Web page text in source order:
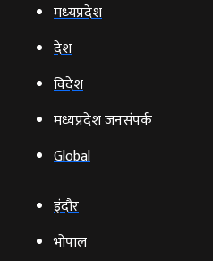
मध्‍यप्रदेश
देश
विदेश
मध्यप्रदेश जनसंपर्क
Global
इंदौर
भोपाल